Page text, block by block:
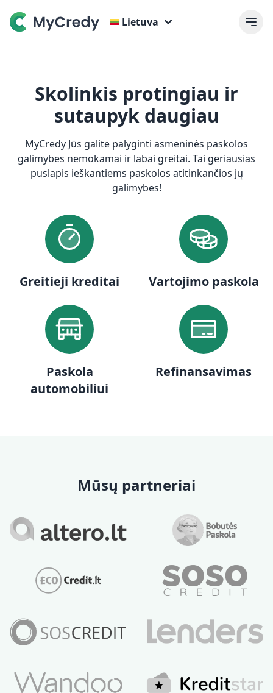
Lietuva
Skolinkis protingiau ir
sutaupyk daugiau
MyCredy Jūs galite palyginti asmeninės paskolos
galimybes nemokamai ir labai greitai. Tai geriausias
puslapis ieškantiems paskolos atitinkančios jų
galimybes!
Greitieji kreditai Vartojimo paskola
Paskola
automobiliui
Refinansavimas
Mūsų partneriai